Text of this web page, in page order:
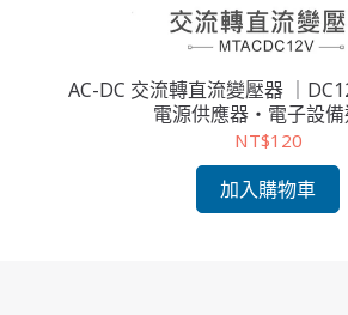
AC-DC 交流轉直流變壓器 ｜
電源供應器・電子設
NT$120
加入購物車